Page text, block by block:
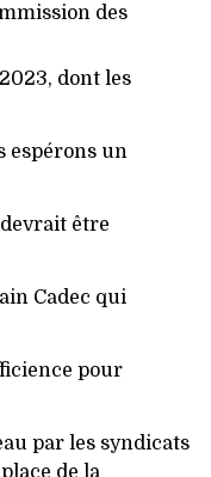
des
dont les
espérons un
être
Cadec qui
pour
par les syndicats
de la